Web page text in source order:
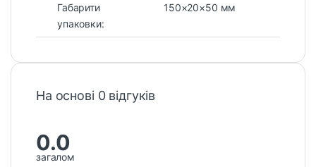
Габарити
упаковки:
150×20×50 мм
На основі 0 відгуків
0.0
загалом